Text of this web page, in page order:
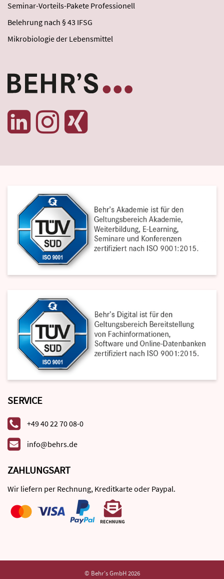
Seminar-Vorteils-Pakete Professionell
Belehrung nach § 43 IFSG
Mikrobiologie der Lebensmittel
SERVICE
+49 40 22 70 08-0
info@behrs.de
ZAHLUNGSART
Wir liefern per Rechnung, Kreditkarte oder Paypal.
© Behr's GmbH 2026